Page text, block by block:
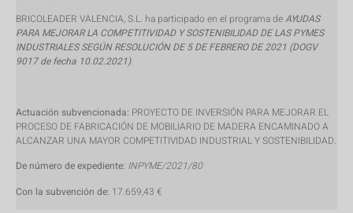
BRICOLEADER VALENCIA, S.L. ha participado en el programa deAYUDAS
PARA MEJORAR LA COMPETITIVIDAD Y SOSTENIBILIDAD DE LAS PYMES
INDUSTRIALES SEGÚN RESOLUCIÓN DE 5 DE FEBRERO DE 2021 (DOGV
9017 de fecha 10.02.2021).
Actuación subvencionada: PROYECTO DE INVERSIÓN PARA MEJORAR EL
PROCESO DE FABRICACIÓN DE MOBILIARIO DE MADERA ENCAMINADO A
ALCANZAR UNA MAYOR COMPETITIVIDAD INDUSTRIAL Y SOSTENIBILIDAD.
De número de expediente: INPYME/2021/80
Con la subvención de: 17.659,43 €